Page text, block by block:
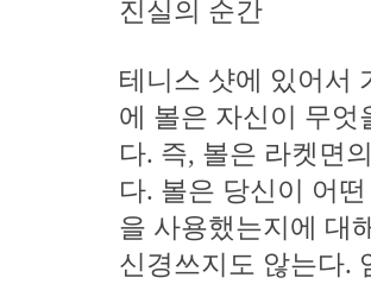
진실의 순간
테니스 샷에 있어서
에 볼은 자신이 무
다. 즉, 볼은 라켓면
다. 볼은 당신이 어
을 사용했는지에 대
신경쓰지도 않는다.